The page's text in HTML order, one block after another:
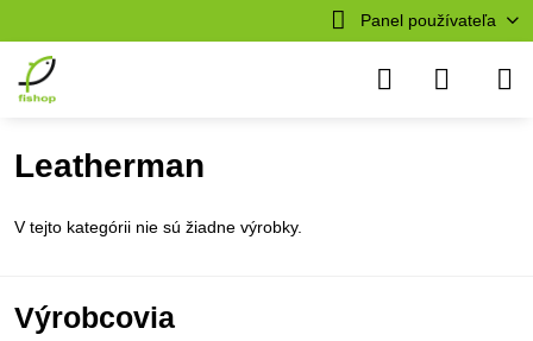
Panel používateľa
Leatherman
V tejto kategórii nie sú žiadne výrobky.
Výrobcovia